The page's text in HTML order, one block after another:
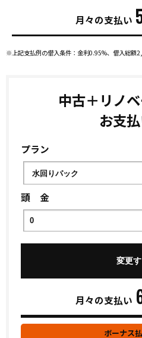
月々の支払い
※上記支払例の借入条件：金利0.95%、借入総額
中古＋リノ
お支
プラン
頭 金
月々の支払い
ボーナス